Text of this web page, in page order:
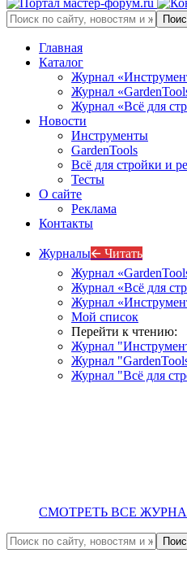
Главная
Каталог
Журнал
Журнал
Журнал «Всё для
Новости
Инструменты
GardenTools
Всё для стройки и
Тесты
О сайте
Реклама
Контакты
Журналы🡨 Читать
Журнал
Журнал «Всё для
Журнал
Мой список
Перейти к чтению:
Журнал
Журнал
Журнал "Всё для
СМОТРЕТЬ ВСЕ